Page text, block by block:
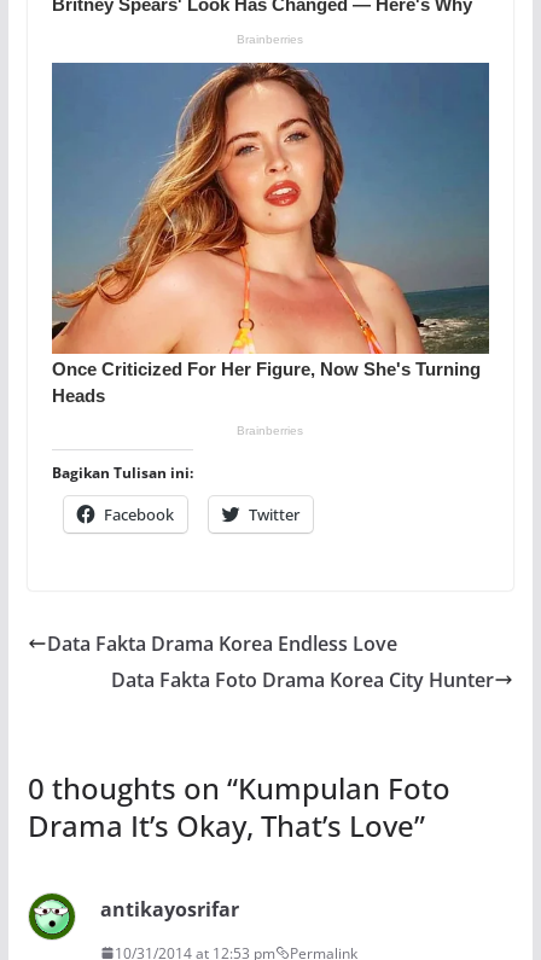
Bagikan Tulisan ini:
Facebook Twitter
Data Fakta Drama Korea Endless Love
Data Fakta Foto Drama Korea City Hunter
0 thoughts on “Kumpulan Foto
Drama It’s Okay, That’s Love”
antikayosrifar
10/31/2014 at 12:53 pm Permalink